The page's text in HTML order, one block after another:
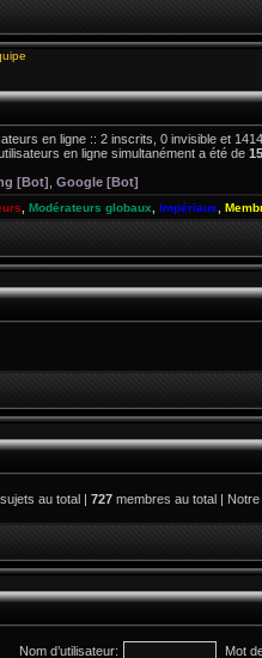
en ligne :: 2 inscrits, 0 invisible et
en ligne simultanément a été de
[Bot] Google [Bot]
Modérateurs globaux Impériaux
sujets au total | 727 membres au total |
Nom d’utilisateur: Mot